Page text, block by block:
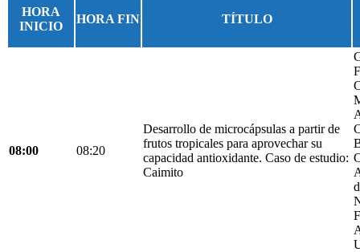
HORA
INICIO
HORA FIN TÍTULO
08:00 08:20
Desarrollo de microcápsulas a partir de
frutos tropicales para aprovechar su
capacidad antioxidante. Caso de estudio:
Caimito